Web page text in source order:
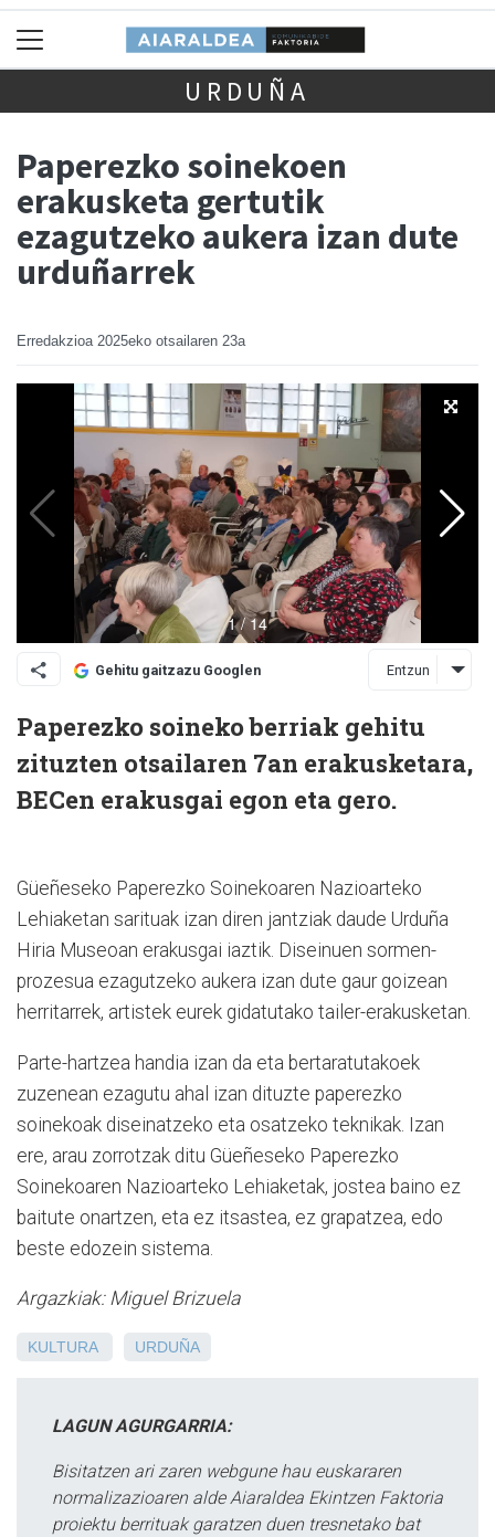
URDUÑA
Paperezko soinekoen
erakusketa gertutik
ezagutzeko aukera izan dute
urduñarrek
Erredakzioa 2025eko otsailaren 23a
Gehitu gaitzazu Googlen Entzun
Paperezko soineko berriak gehitu
zituzten otsailaren 7an erakusketara,
BECen erakusgai egon eta gero.
Güeñeseko Paperezko Soinekoaren Nazioarteko
Lehiaketan sarituak izan diren jantziak daude Urduña
Hiria Museoan erakusgai iaztik. Diseinuen sormen-
prozesua ezagutzeko aukera izan dute gaur goizean
herritarrek, artistek eurek gidatutako tailer-erakusketan.
Parte-hartzea handia izan da eta bertaratutakoek
zuzenean ezagutu ahal izan dituzte paperezko
soinekoak diseinatzeko eta osatzeko teknikak. Izan
ere, arau zorrotzak ditu Güeñeseko Paperezko
Soinekoaren Nazioarteko Lehiaketak, jostea baino ez
baitute onartzen, eta ez itsastea, ez grapatzea, edo
beste edozein sistema.
Argazkiak: Miguel Brizuela
KULTURA URDUÑA
LAGUN AGURGARRIA:
Bisitatzen ari zaren webgune hau euskararen
normalizazioaren alde Aiaraldea Ekintzen Faktoria
proiektu berrituak garatzen duen tresnetako bat